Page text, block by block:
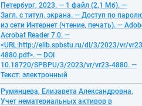
Петербург, 2023. — 1 файл (2,1 Мб). —
Загл. с титул. экрана. — Доступ по
из сети Интернет (чтение, печать). —
Acrobat Reader 7.0. —
<URL:http://elib.spbstu.ru/dl/3/2023/vr/
4880.pdf>. — DOI
10.18720/SPBPU/3/2023/vr/vr23-4880. —
Текст: электронный
Румянцева, Елизавета Александровна.
Учет нематериальных активов в